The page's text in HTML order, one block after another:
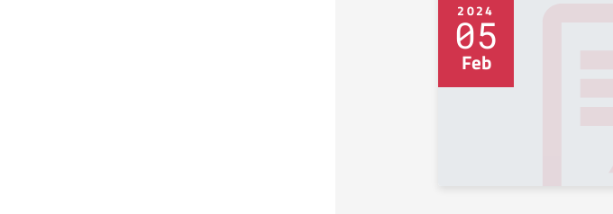
2024
05
Feb